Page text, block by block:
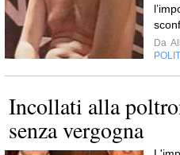
Da
Incollati alla
senza vergogna